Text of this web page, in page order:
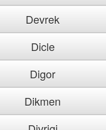
Devrek
Dicle
Digor
Dikmen